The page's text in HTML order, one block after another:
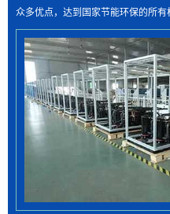
众多优点，达到国家节能环保的所有
> 元氏空气能采暖
众所周知，供暖就
保持一定的室内温度
件的技术。所有供暖系
> 元氏空气能采暖